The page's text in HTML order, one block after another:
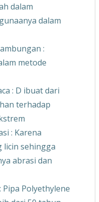
dalam
dalam
:
metode
: D ibuat dari
terhadap
: Karena
licin sehingga
abrasi dan
Pipa Polyethylene